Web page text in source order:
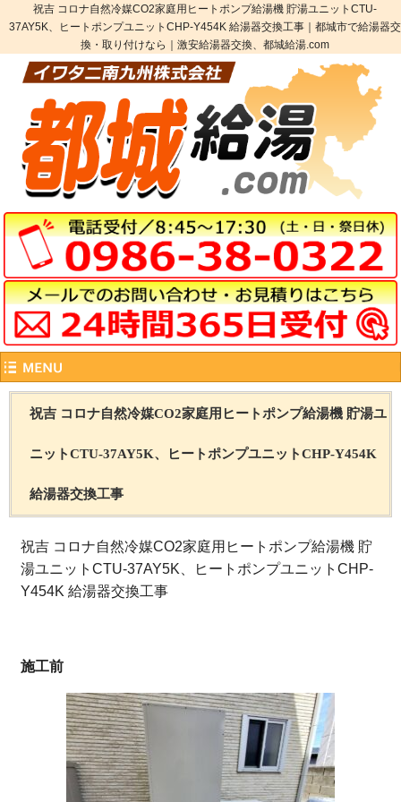
祝吉 コロナ自然冷媒CO2家庭用ヒートポンプ給湯機 貯湯ユニットCTU-
37AY5K、ヒートポンプユニットCHP-Y454K 給湯器交換工事｜都城市で給湯器交
換・取り付けなら｜激安給湯器交換、都城給湯.com
祝吉 コロナ自然冷媒CO2家庭用ヒートポンプ給湯機 貯湯ユ
ニットCTU-37AY5K、ヒートポンプユニットCHP-Y454K
給湯器交換工事
祝吉 コロナ自然冷媒CO2家庭用ヒートポンプ給湯機 貯
湯ユニットCTU-37AY5K、ヒートポンプユニットCHP-
Y454K 給湯器交換工事
施工前